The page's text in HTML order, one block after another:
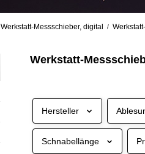
Werkstatt-Messschieber, digital /
Werkstatt-
Hersteller
Schnabellänge